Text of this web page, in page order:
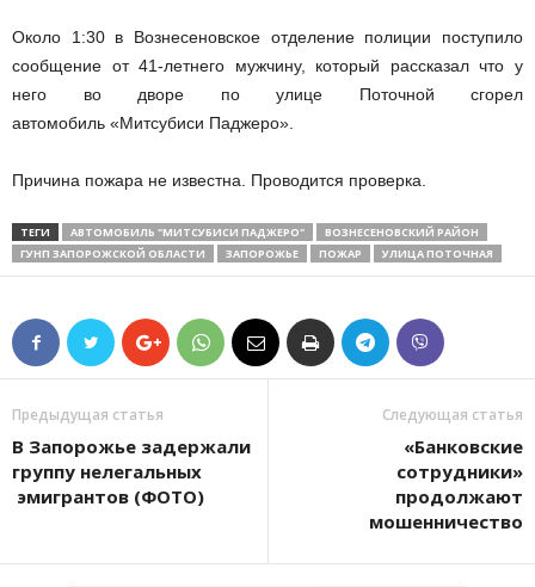
Около 1:30 в Вознесеновское отделение полиции поступило
сообщение от 41-летнего мужчину, который рассказал что у
него во дворе по улице Поточной сгорел
автомобиль «Митсубиси Паджеро».
Причина пожара не известна. Проводится проверка.
ТЕГИ АВТОМОБИЛЬ "МИТСУБИСИ ПАДЖЕРО"
ВОЗНЕСЕНОВСКИЙ РАЙОН
ГУНП ЗАПОРОЖСКОЙ ОБЛАСТИ
ЗАПОРОЖЬЕ ПОЖАР УЛИЦА ПОТОЧНАЯ
Предыдущая статья
В Запорожье задержали
группу нелегальных
эмигрантов (ФОТО)
Следующая статья
«Банковские
сотрудники»
продолжают
мошенничество